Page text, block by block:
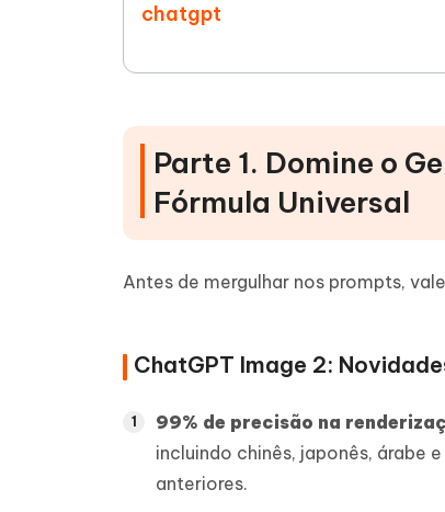
chatgpt
Parte 1. Domine o
Fórmula Universal
Antes de mergulhar nos prompts,
ChatGPT Image 2:
99% de precisão na
incluindo chinês, japonês, árabe
anteriores.